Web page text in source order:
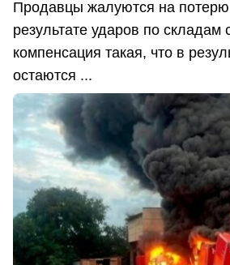
Продавцы жалуются на потерю
результате ударов по складам
компенсация такая, что в
остаются ...